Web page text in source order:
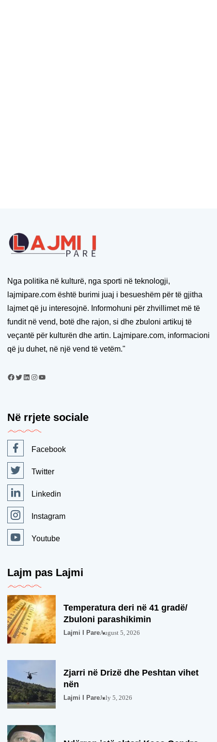
Nga politika në kulturë, nga sporti në teknologji,
lajmipare.com është burimi juaj i besueshëm për të gjitha
lajmet që ju interesojnë. Informohuni për zhvillimet më të
fundit në vend, botë dhe rajon, si dhe zbuloni artikuj të
veçantë për kulturën dhe artin. Lajmipare.com, informacioni
që ju duhet, në një vend të vetëm."
Në rrjete sociale
Facebook
Twitter
Linkedin
Instagram
Youtube
Lajm pas Lajmi
Temperatura deri në 41 gradë/
Zbuloni parashikimin
Lajmi I PareAugust 5, 2026
Zjarri në Drizë dhe Peshtan vihet
nën
Lajmi I PareJuly 5, 2026